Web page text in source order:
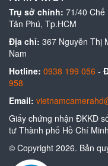
Trụ sở chính: 71/40 Chế
Tân Phú, Tp.HCM
Địa chỉ: 367 Nguyễn Thị
Nam
Hotline: 0938 199 056 -
958
Email:
Giấy chứng nhận ĐKKD
tư Thành phố Hồ Chí
© Copyright 2026. Bản